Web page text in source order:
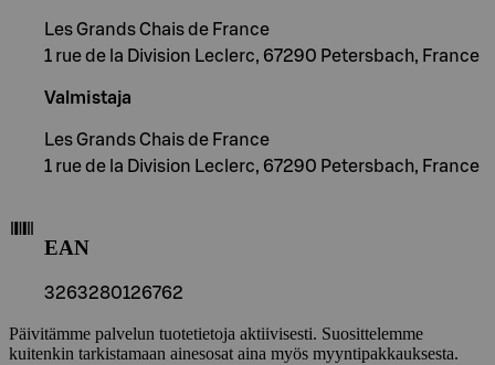
Les Grands Chais de France
1 rue de la Division Leclerc, 67290 Petersbach, France
Valmistaja
Les Grands Chais de France
1 rue de la Division Leclerc, 67290 Petersbach, France
EAN
3263280126762
Päivitämme palvelun tuotetietoja aktiivisesti. Suosittelemme
kuitenkin tarkistamaan ainesosat aina myös myyntipakkauksesta.